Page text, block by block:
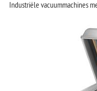
VACUUMZAKKEN EN
P-SERIE
Industriële vacuummachines